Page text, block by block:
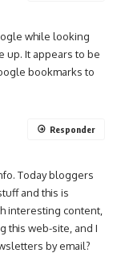
while looking
up. It appears to be
bookmarks to
Today bloggers
and this is
interesting content,
this web-site, and I
by email?
Responder